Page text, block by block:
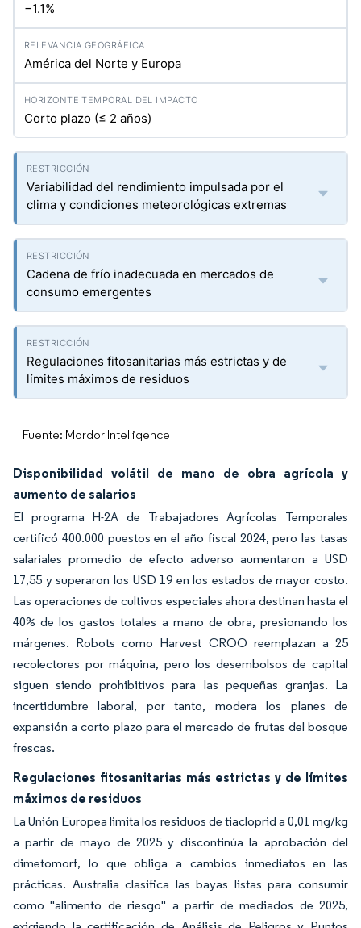
−1.1%
América del Norte y Europa
Corto plazo (≤ 2 años)
Variabilidad del rendimiento impulsada por el
clima y condiciones meteorológicas extremas
Cadena de frío inadecuada en mercados de
consumo emergentes
Regulaciones fitosanitarias más estrictas y de
límites máximos de residuos
Fuente: Mordor Intelligence
Disponibilidad volátil de mano de obra agrícola y
aumento de salarios
El programa H-2A de Trabajadores Agrícolas Temporales
certificó 400.000 puestos en el año fiscal 2024, pero las tasas
salariales promedio de efecto adverso aumentaron a USD
17,55 y superaron los USD 19 en los estados de mayor costo.
Las operaciones de cultivos especiales ahora destinan hasta el
40% de los gastos totales a mano de obra, presionando los
márgenes. Robots como Harvest CROO reemplazan a 25
recolectores por máquina, pero los desembolsos de capital
siguen siendo prohibitivos para las pequeñas granjas. La
incertidumbre laboral, por tanto, modera los planes de
expansión a corto plazo para el mercado de frutas del bosque
frescas.
Regulaciones fitosanitarias más estrictas y de límites
máximos de residuos
La Unión Europea limita los residuos de tiacloprid a 0,01 mg/kg
a partir de mayo de 2025 y discontinúa la aprobación del
dimetomorf, lo que obliga a cambios inmediatos en las
prácticas. Australia clasifica las bayas listas para consumir
como "alimento de riesgo" a partir de mediados de 2025,